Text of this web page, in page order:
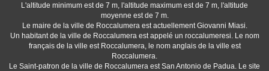
L'altitude minimum est de 7 m, l'altitude maximum est de 7 m, l'altitude
moyenne est de 7 m.
Le maire de la ville de Roccalumera est actuellement Giovanni Miasi.
Un habitant de la ville de Roccalumera est appelé un roccalumeresi. Le nom
français de la ville est Roccalumera, le nom anglais de la ville est
Roccalumera.
Le Saint-patron de la ville de Roccalumera est San Antonio de Padua. Le site